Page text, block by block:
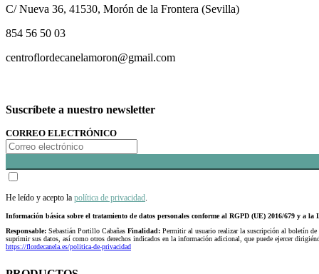
C/ Nueva 36, 41530, Morón de la Frontera (Sevilla)
854 56 50 03
centroflordecanelamoron@gmail.com
Suscríbete a nuestro newsletter
CORREO ELECTRÓNICO
He leído y acepto la política de privacidad
Información básica sobre el tratamiento de datos personales conforme al RGPD (UE) 2016/679 y a la
Responsable: Sebastián Portillo Cabañas Finalidad: Permitir al usuario realizar la suscripción al boletín
suprimir sus datos, así como otros derechos indicados en la información adicional, que puede ejercer
https://flordecanela.es/politica-de-privacidad